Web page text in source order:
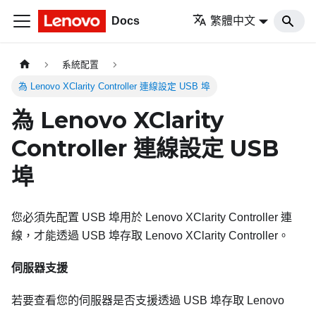
Docs 繁體中文
系統配置
為 Lenovo XClarity Controller 連線設定 USB 埠
為 Lenovo XClarity
Controller 連線設定 USB
埠
您必須先配置 USB 埠用於 Lenovo XClarity Controller 連
線，才能透過 USB 埠存取 Lenovo XClarity Controller 。
伺服器支援
若要查看您的伺服器是否支援透過 USB 埠存取 Lenovo